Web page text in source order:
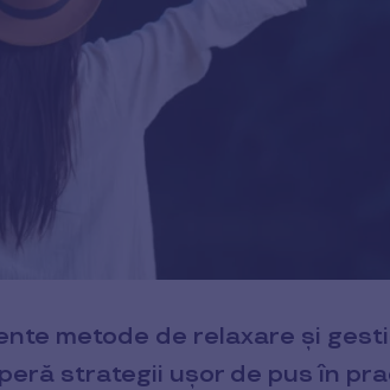
metode de relaxare și
strategii ușor de pus în